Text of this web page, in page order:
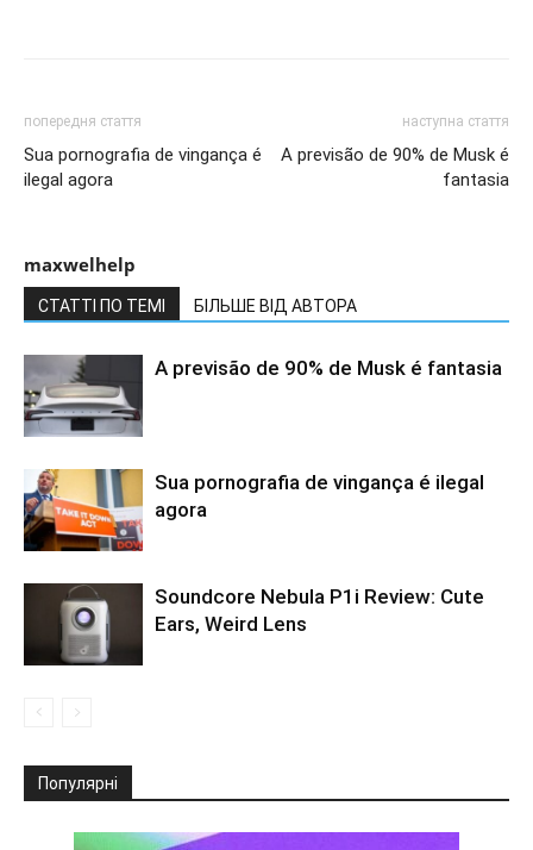
попередня стаття
Sua pornografia de vingança é
ilegal agora
наступна стаття
A previsão de 90% de Musk é
fantasia
maxwelhelp
СТАТТІ ПО ТЕМІ БІЛЬШЕ ВІД АВТОРА
A previsão de 90% de Musk é fantasia
Sua pornografia de vingança é ilegal
agora
Soundcore Nebula P1i Review: Cute
Ears, Weird Lens
Популярні